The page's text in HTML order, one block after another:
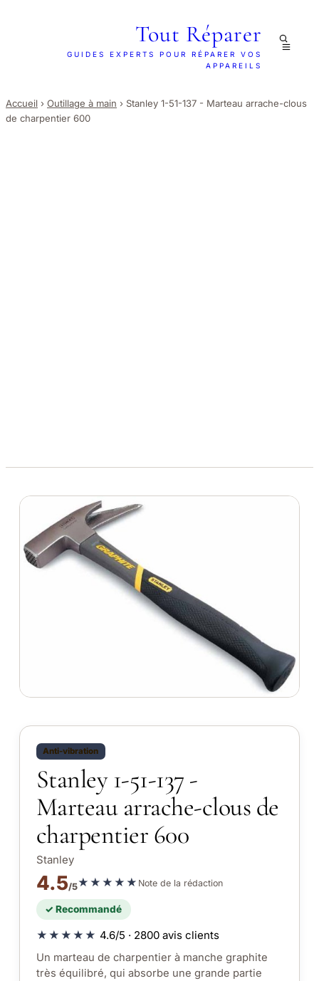
Tout Réparer
GUIDES EXPERTS POUR RÉPARER VOS
APPAREILS
Accueil › Outillage à main › Stanley 1-51-137 - Marteau arrache-clous
de charpentier 600
Anti-vibration
Stanley 1-51-137 -
Marteau arrache-clous de
charpentier 600
Stanley
4.5/5★★★★★ Note de la rédaction
✓ Recommandé
★★★★★ 4.6/5 · 2800 avis clients
Un marteau de charpentier à manche graphite
très équilibré, qui absorbe une grande partie